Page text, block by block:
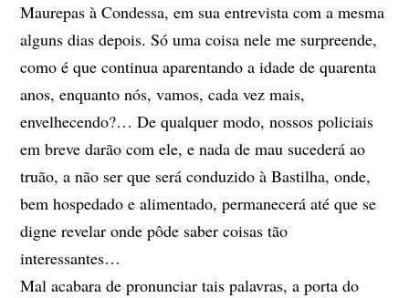
Maurepas à Condessa, em sua entrevista com a mesma
alguns dias depois. Só uma coisa nele me surpreende,
como é que continua aparentando a idade de quarenta
anos, enquanto nós, vamos, cada vez mais,
envelhecendo?… De qualquer modo, nossos policiais
em breve darão com ele, e nada de mau sucederá ao
truão, a não ser que será conduzido à Bastilha, onde,
bem hospedado e alimentado, permanecerá até que se
digne revelar onde pôde saber coisas tão
interessantes…
Mal acabara de pronunciar tais palavras, a porta do